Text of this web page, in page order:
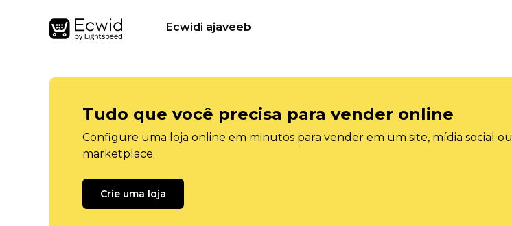
Ecwidi ajaveeb
Tudo que você precisa para vender online
Configure uma loja online em minutos para vender em um site, mídia social ou
marketplace.
Crie uma loja